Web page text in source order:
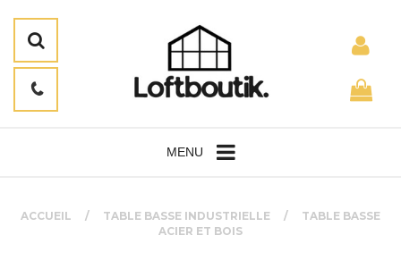
MENU
ACCUEIL TABLE BASSE INDUSTRIELLE
TABLE BASSE
ACIER ET BOIS